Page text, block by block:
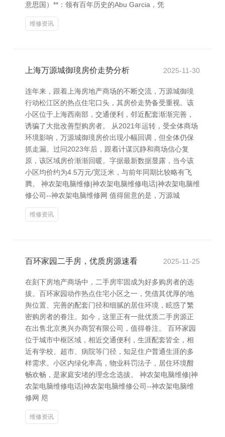
意思国）**：领有百年历史的Abu Garcia，凭
维修资讯
上海万源城御璄房价走势分析 2025-11-30
连年来，跟着上海房地产商场的不断交流，万源城御璄
行动松江区的热点住宅口头，其房价走势备受重视。该
小区位于上海西南部，交通便利，邻近配套渐渐完善，
诱骗了大批改善型购房者。 从2021年运转，受全体商场
环境影响，万源城御璄房价出现小幅回调，但全体仍保
抓走漏。过问2023年后，跟着计谋沉静和商场信心复
原，该区域房价渐渐回暖。字据最新数据显露，当今该
小区均价约为4.5万元/宽泛米，与前年同期比较略有飞
腾。 神农架电脑维修|神农架电脑维修电话|神农架电脑维
修公司--神农架电脑维修网 值得留意的是，万源城
维修资讯
百环家园二手房，优质房源速看 2025-11-25
在刻下房地产商场中，二手房牢固成为好多购房者的选
拔。百环家园动作热点住宅小区之一，凭借其优厚的地
舆位置、完善的配套门径和细腻的居住环境，眩惑了繁
密购房者的眷注。如今，这里正有一批优质二手房源正
在出售北京奥兴办商贸有限公司，值得眷注。 百环家园
位于城市中枢区域，相近交通便利，生涯配套皆全，相
近有学校、超市、病院等门径，知足住户普通生涯的多
样需求。小区内绿化率高，物业科罚法子，居住环境酣
畅欢畅，是家庭安堵的理念念选拔。 神农架电脑维修|神
农架电脑维修电话|神农架电脑维修公司--神农架电脑维
修网 咫
维修资讯